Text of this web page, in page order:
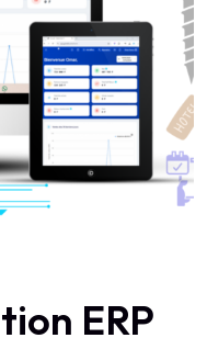
ERP